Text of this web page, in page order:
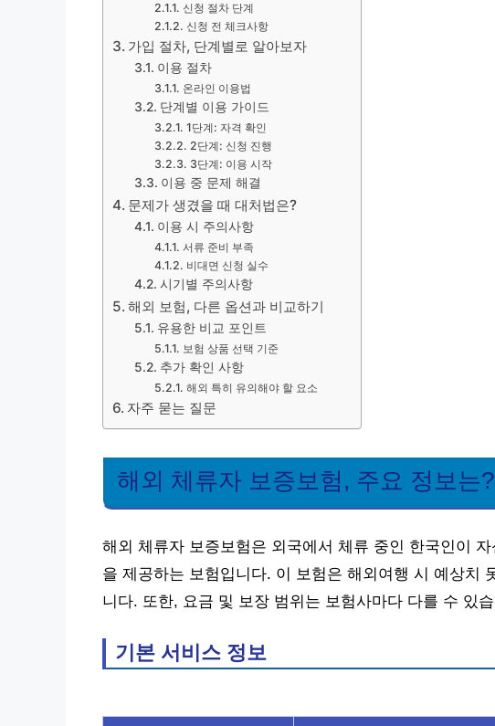
신청 절차 단계
신청 전 체크사항
가입 절차, 단계별로 알아보자
이용 절차
온라인 이용법
단계별 이용 가이드
1단계: 자격 확인
2단계: 신청 진행
3단계: 이용 시작
이용 중 문제 해결
문제가 생겼을 때 대처법은?
이용 시 주의사항
서류 준비 부족
비대면 신청 실수
시기별 주의사항
해외 보험, 다른 옵션과 비교하기
유용한 비교 포인트
보험 상품 선택 기준
추가 확인 사항
해외 특히 유의해야 할 요소
자주 묻는 질문
해외 체류자 보증보험, 주요 정보는?
해외 체류자 보증보험은 외국에서 체류 중인 한국인이
을 제공하는 보험입니다. 이 보험은 해외여행 시 예상치
니다. 또한, 요금 및 보장 범위는 보험사마다 다를 수 있
기본 서비스 정보